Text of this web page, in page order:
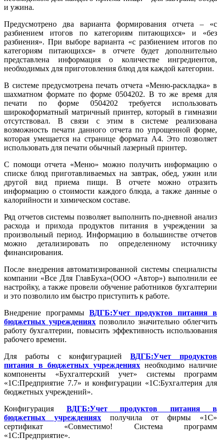
и ужина.
Предусмотрено два варианта формирования отчета – «с
разбиением итогов по категориям питающихся» и «без
разбиения». При выборе варианта «с разбиением итогов по
категориям питающихся» в отчете будет дополнительно
представлена информация о количестве ингредиентов,
необходимых для приготовления блюд для каждой категории.
В системе предусмотрена печать отчета «Меню-раскладка» в
шахматном формате по форме 0504202. В то же время для
печати по форме 0504202 требуется использовать
широкоформатный матричный принтер, который в гимназии
отсутствовал. В связи с этим в системе реализована
возможность печати данного отчета по упрощенной форме,
которая умещается на странице формата А4. Это позволяет
использовать для печати обычный лазерный принтер.
С помощи отчета «Меню» можно получить информацию о
списке блюд приготавливаемых на завтрак, обед, ужин или
другой вид приема пищи. В отчете можно отразить
информацию о стоимости каждого блюда, а также данные о
калорийности и химическом составе.
Ряд отчетов системы позволяет выполнить по-дневной анализ
расхода и прихода продуктов питания в учреждении за
произвольный период. Информацию в большинстве отчетов
можно детализировать по определенному источнику
финансирования.
После внедрения автоматизированной системы специалисты
компании «Все Для ГлавБуха»(ООО «Автор») выполнили ее
настройку, а также провели обучение работников бухгалтерии
и это позволило им быстро приступить к работе.
Внедрение программы ВДГБ:Учет продуктов питания в
бюджетных учреждениях позволило значительно облегчить
работу бухгалтерии, повысить эффективность использования
рабочего времени.
Для работы с конфигурациейВДГБ:Учет продуктов
питания в бюджетных учреждениях необходимо наличие
компоненты «Бухгалтерский учет» системы программ
«1С:Предприятие 7.7» и конфигурации «1С:Бухгалтерия для
бюджетных учреждений».
Конфигурация ВДГБ:Учет продуктов питания в
бюджетных учреждениях получила от фирмы «1С»
сертификат «Совместимо! Система программ
«1С:Предприятие».